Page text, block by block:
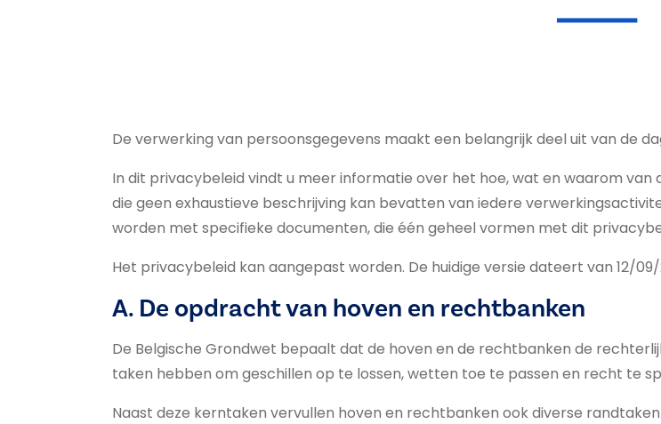
De verwerking van persoonsgegevens maakt een belangrijk deel uit van de
In dit privacybeleid vindt u meer informatie over het hoe, wat en waarom
die geen exhaustieve beschrijving kan bevatten van iedere
worden met specifieke documenten, die één geheel vormen met dit
Het privacybeleid kan aangepast worden. De huidige versie dateert van 12/09/
A. De opdracht van hoven en rechtbanken
De Belgische Grondwet bepaalt dat de hoven en de rechtbanken de
taken hebben om geschillen op te lossen, wetten toe te passen en recht te
Naast deze kerntaken vervullen hoven en rechtbanken ook diverse